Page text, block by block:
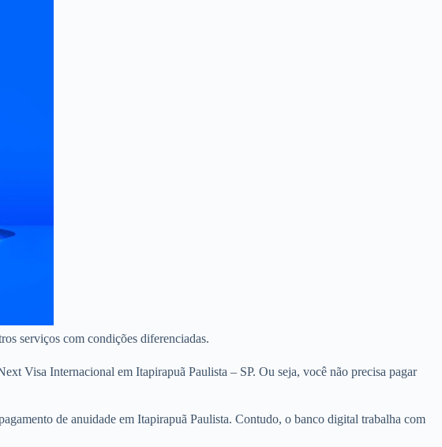
serviços com condições diferenciadas.
Visa Internacional em Itapirapuã Paulista – SP. Ou seja, você não precisa pagar
de anuidade em Itapirapuã Paulista. Contudo, o banco digital trabalha com